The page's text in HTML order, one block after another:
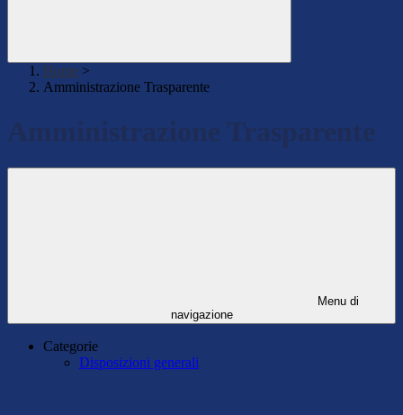
Home >
Amministrazione Trasparente
Amministrazione Trasparente
Menu di
navigazione
Categorie
Disposizioni generali